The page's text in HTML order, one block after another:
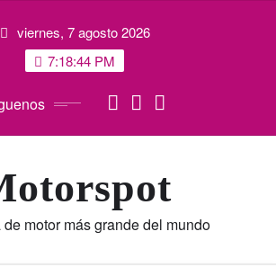
viernes, 7 agosto 2026
7:18:45 PM
de motor más grande del mundo